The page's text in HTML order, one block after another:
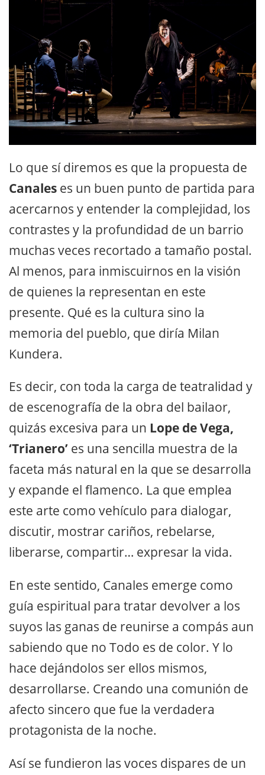
Lo que sí diremos es que la propuesta de
Canales es un buen punto de partida para
acercarnos y entender la complejidad, los
contrastes y la profundidad de un barrio
muchas veces recortado a tamaño postal.
Al menos, para inmiscuirnos en la visión
de quienes la representan en este
presente. Qué es la cultura sino la
memoria del pueblo, que diría Milan
Kundera.
Es decir, con toda la carga de teatralidad y
de escenografía de la obra del bailaor,
quizás excesiva para un Lope de Vega,
‘Trianero’ es una sencilla muestra de la
faceta más natural en la que se desarrolla
y expande el flamenco. La que emplea
este arte como vehículo para dialogar,
discutir, mostrar cariños, rebelarse,
liberarse, compartir… expresar la vida.
En este sentido, Canales emerge como
guía espiritual para tratar devolver a los
suyos las ganas de reunirse a compás aun
sabiendo que no Todo es de color. Y lo
hace dejándolos ser ellos mismos,
desarrollarse. Creando una comunión de
afecto sincero que fue la verdadera
protagonista de la noche.
Así se fundieron las voces dispares de un